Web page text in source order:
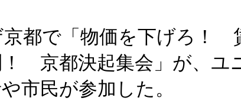
京都で「物価を下げろ
京都決起集会」が、ユ
市民が参加した。